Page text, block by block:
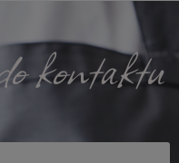
kontaktu